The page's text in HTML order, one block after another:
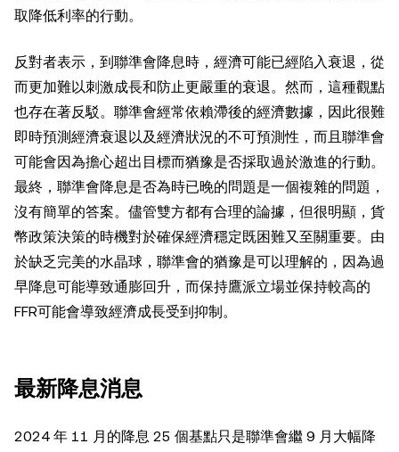
取降低利率的行動。
反對者表示，到聯準會降息時，經濟可能已經陷入衰退，從
而更加難以刺激成長和防止更嚴重的衰退。然而，這種觀點
也存在著反駁。聯準會經常依賴滯後的經濟數據，因此很難
即時預測經濟衰退以及經濟狀況的不可預測性，而且聯準會
可能會因為擔心超出目標而猶豫是否採取過於激進的行動。
最終，聯準會降息是否為時已晚的問題是一個複雜的問題，
沒有簡單的答案。儘管雙方都有合理的論據，但很明顯，貨
幣政策決策的時機對於確保經濟穩定既困難又至關重要。由
於缺乏完美的水晶球，聯準會的猶豫是可以理解的，因為過
早降息可能導致通膨回升，而保持鷹派立場並保持較高的
FFR可能會導致經濟成長受到抑制。
最新降息消息
2024 年 11 月的降息 25 個基點只是聯準會繼 9 月大幅降